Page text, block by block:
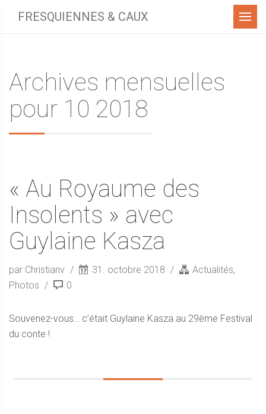
FRESQUIENNES & CAUX Menu
Archives mensuelles
pour 10 2018
« Au Royaume des
Insolents » avec
Guylaine Kasza
par Christianv 31. octobre 2018 Actualités,
Photos
0
Souvenez-vous… c’était Guylaine Kasza au 29ème Festival
du conte !